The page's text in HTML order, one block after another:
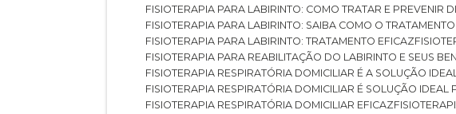
FISIOTERAPIA PARA LABIRINTO: COMO TRATAR E PREVENIR
FISIOTERAPIA PARA LABIRINTO: SAIBA COMO O
FISIOTERAPIA PARA LABIRINTO: TRATAMENTO EFICAZ
FISIOTERAPIA PARA REABILITAÇÃO DO LABIRINTO E SEUS
FISIOTERAPIA RESPIRATÓRIA DOMICILIAR É A SOLUÇÃO
FISIOTERAPIA RESPIRATÓRIA DOMICILIAR É SOLUÇÃO
FISIOTERAPIA RESPIRATÓRIA DOMICILIAR EFICAZ